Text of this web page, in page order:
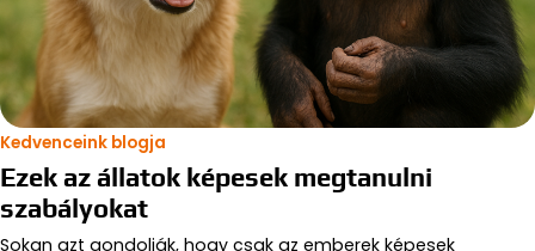
Kedvenceink blogja
Ezek az állatok képesek megtanulni
szabályokat
Sokan azt gondolják, hogy csak az emberek képesek